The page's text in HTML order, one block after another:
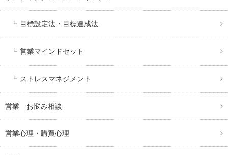
目標設定法・目標達成法
営業マインドセット
ストレスマネジメント
営業 お悩み相談
営業心理・購買心理